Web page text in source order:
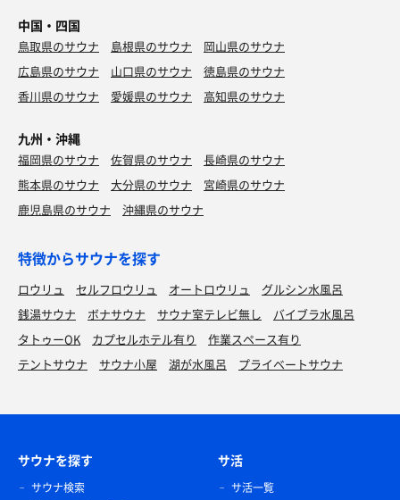
中国・四国
鳥取県のサウナ 島根県のサウナ
岡山県のサウナ
広島県のサウナ
山口県のサウナ
徳島県のサウナ
香川県のサウナ
愛媛県のサウナ 高知県のサウナ
九州・沖縄
福岡県のサウナ 佐賀県のサウナ
長崎県のサウナ
熊本県のサウナ
大分県のサウナ
宮崎県のサウナ
鹿児島県のサウナ
沖縄県のサウナ
特徴からサウナを探す
ロウリュ セルフロウリュ オートロウリュ
グルシン水風呂
銭湯サウナ
ボナサウナ サウナ室テレビ無し
バイブラ水風呂
タトゥーOK
カプセルホテル有り
作業スペース有り
テントサウナ
サウナ小屋 湖が水風呂 プライベートサウナ
サウナを探す
サウナ検索
サ活
サ活一覧